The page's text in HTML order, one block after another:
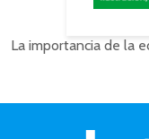
La importancia de la